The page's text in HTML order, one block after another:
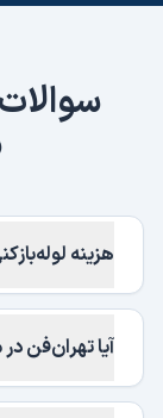
هزینه لوله‌بازکنی در
آیا تهران‌فن در منطقه ۱۰ تهران